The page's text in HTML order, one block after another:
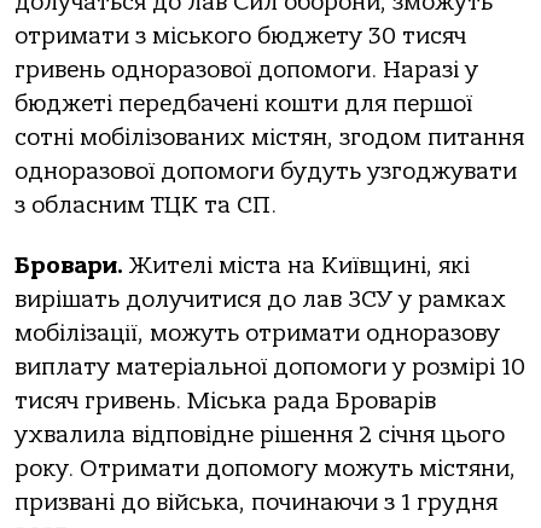
отримати з міського бюджету 30 тисяч
гривень одноразової допомоги. Наразі у
бюджеті передбачені кошти для першої
сотні мобілізованих містян, згодом питання
одноразової допомоги будуть узгоджувати
з обласним ТЦК та СП.
Бровари. Жителі міста на Київщині, які
вирішать долучитися до лав ЗСУ у рамках
мобілізації, можуть отримати одноразову
виплату матеріальної допомоги у розмірі 10
тисяч гривень. Міська рада Броварів
ухвалила відповідне рішення 2 січня цього
року. Отримати допомогу можуть містяни,
призвані до війська, починаючи з 1 грудня